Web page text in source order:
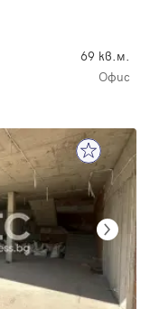
69 кв.м.
Офис